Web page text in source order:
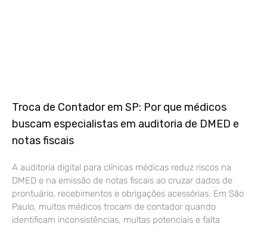
Troca de Contador em SP: Por que médicos
buscam especialistas em auditoria de DMED e
notas fiscais
A auditoria digital para clínicas médicas reduz riscos na
DMED e na emissão de notas fiscais ao cruzar dados de
prontuário, recebimentos e obrigações acessórias. Em São
Paulo, muitos médicos trocam de contador quando
identificam inconsistências, multas potenciais e falta